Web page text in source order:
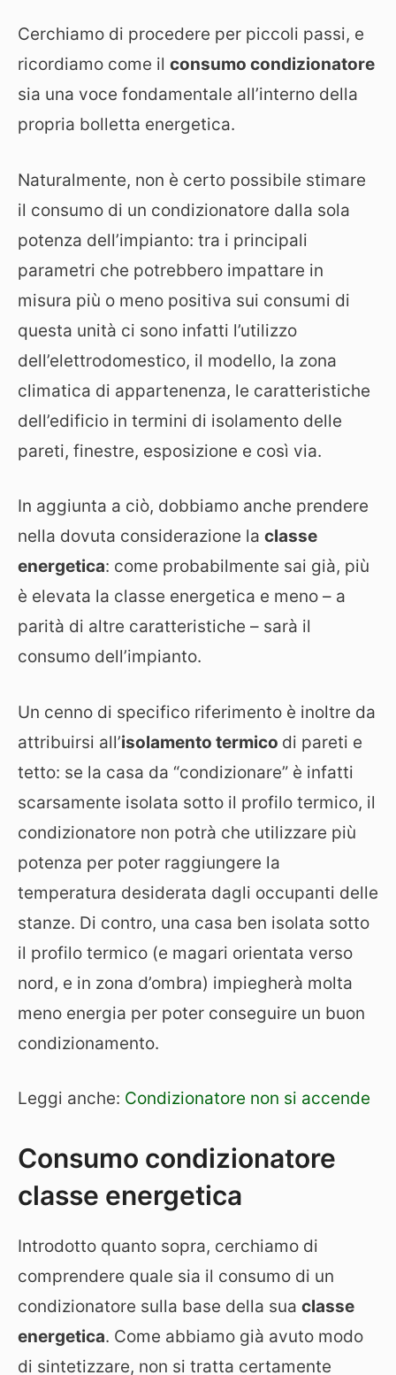
Cerchiamo di procedere per piccoli passi, e
ricordiamo come il consumo condizionatore
sia una voce fondamentale all’interno della
propria bolletta energetica.
Naturalmente, non è certo possibile stimare
il consumo di un condizionatore dalla sola
potenza dell’impianto: tra i principali
parametri che potrebbero impattare in
misura più o meno positiva sui consumi di
questa unità ci sono infatti l’utilizzo
dell’elettrodomestico, il modello, la zona
climatica di appartenenza, le caratteristiche
dell’edificio in termini di isolamento delle
pareti, finestre, esposizione e così via.
In aggiunta a ciò, dobbiamo anche prendere
nella dovuta considerazione la classe
energetica: come probabilmente sai già, più
è elevata la classe energetica e meno – a
parità di altre caratteristiche – sarà il
consumo dell’impianto.
Un cenno di specifico riferimento è inoltre da
attribuirsi all’isolamento termico di pareti e
tetto: se la casa da “condizionare” è infatti
scarsamente isolata sotto il profilo termico, il
condizionatore non potrà che utilizzare più
potenza per poter raggiungere la
temperatura desiderata dagli occupanti delle
stanze. Di contro, una casa ben isolata sotto
il profilo termico (e magari orientata verso
nord, e in zona d’ombra) impiegherà molta
meno energia per poter conseguire un buon
condizionamento.
Leggi anche: Condizionatore non si accende
Consumo condizionatore
classe energetica
Introdotto quanto sopra, cerchiamo di
comprendere quale sia il consumo di un
condizionatore sulla base della sua classe
energetica. Come abbiamo già avuto modo
di sintetizzare, non si tratta certamente